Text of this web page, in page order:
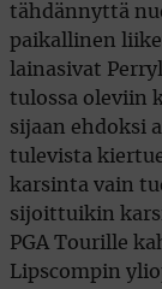
tähdännyttä
paikallinen
lainasivat
tulossa oleviin
sijaan ehdoksi
tulevista
karsinta vain
sijoittuikin
PGA Tourille
Lipscompin